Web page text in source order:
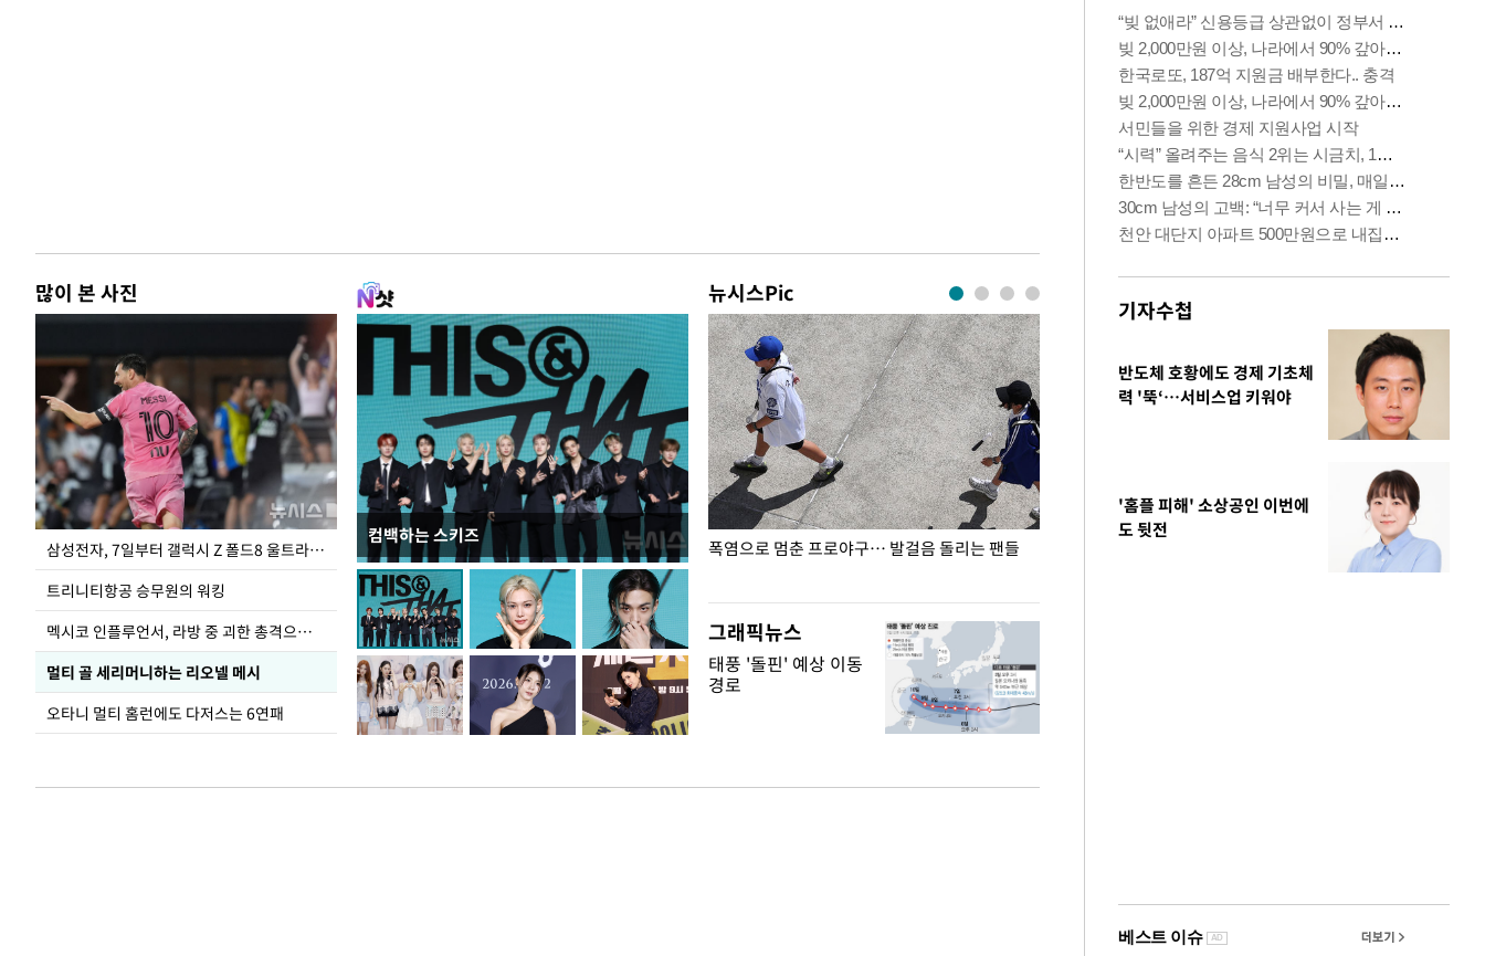
많이 본 사진
삼성전자, 7일부터 갤럭시 Z 폴드8 울트라·폴드8·플립8 출시
트리니티항공 승무원의 워킹
멕시코 인플루언서, 라방 중 괴한 총격으로 사망
멀티 골 세리머니하는 리오넬 메시
오타니 멀티 홈런에도 다저스는 6연패
컴백하는 스키즈
뉴시스Pic
입추 하루 앞둔 전남광주… 열화상 카메라에 담긴
폭염
폭염으로 멈춘 프로야구… 발걸음 돌리는 팬들
이 대통령, '청년 대책 속도 높여야…폭염 문제도 입추 코앞인데
그래픽뉴스
태풍 '돌핀' 예상 이동
경로
기자수첩
반도체 호황에도 경제 기초체
력 '뚝‘…서비스업 키워야
'홈플 피해' 소상공인 이번에
도 뒷전